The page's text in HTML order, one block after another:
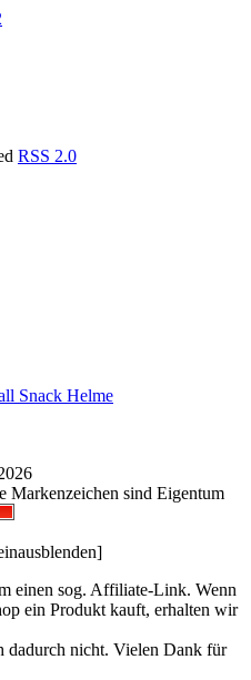
RSS 2.0
Snack Helme
Markenzeichen sind Eigentum
ausblenden]
einen sog. Affiliate-Link. Wenn
ein Produkt kauft, erhalten wir
dadurch nicht. Vielen Dank für